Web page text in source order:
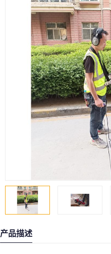
产品描述